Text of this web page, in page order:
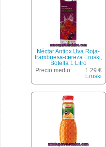
Néctar Antiox Uva Roja-
frambuesa-cereza Eroski,
Botella 1 Litro
Precio medio:
1.29 €
Eroski